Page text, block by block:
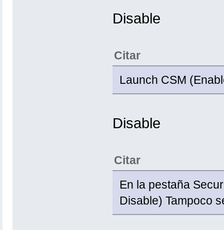
Disable
Citar
Launch CSM
Disable
Citar
En la pestaña
Disable) Tampoco